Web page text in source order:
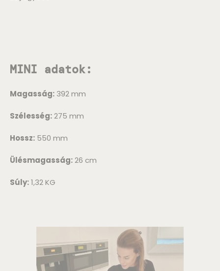
MINI adatok:
Magasság: 392 mm
Szélesség:275 mm
Hossz: 550 mm
Ülésmagasság:26 cm
Súly:1,32 KG